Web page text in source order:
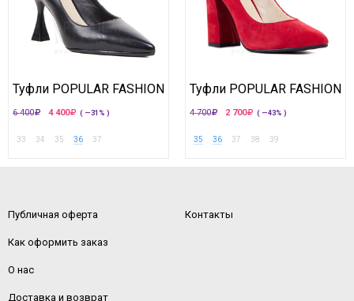
Туфли POPULAR FASHION
6 400 4 400 ( —31% )
33 34 35 36 37
Туфли POPULAR FASHION
4 700 2 700 ( —43% )
35 36 37 38 39
Публичная оферта
Как оформить заказ
О нас
Доставка и возврат
Контакты